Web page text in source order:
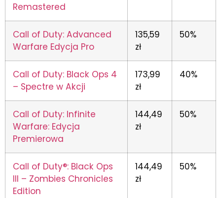
Remastered
Call of Duty: Advanced
Warfare Edycja Pro
135,59
zł
50%
Call of Duty: Black Ops 4
– Spectre w Akcji
173,99
zł
40%
Call of Duty: Infinite
Warfare: Edycja
Premierowa
144,49
zł
50%
Call of Duty®: Black Ops
III – Zombies Chronicles
Edition
144,49
zł
50%